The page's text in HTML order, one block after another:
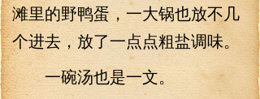
滩里的野鸭蛋，一大锅也放不几
个进去，放了一点点粗盐调味。
一碗汤也是一文。